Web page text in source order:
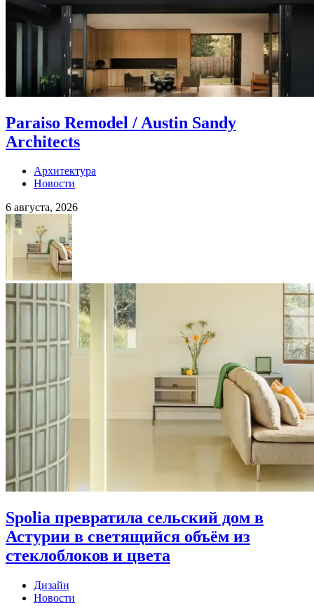
Paraiso Remodel / Austin Sandy
Architects
Архитектура
Новости
6 августа, 2026
Spolia превратила сельский дом в
Астурии в светящийся объём из
стеклоблоков и цвета
Дизайн
Новости